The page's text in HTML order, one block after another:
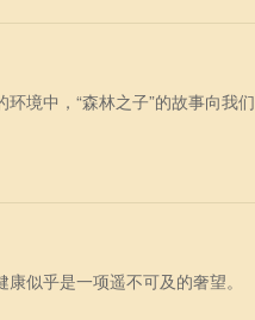
境中，“森林之子”的故事向我们
似乎是一项遥不可及的奢望。